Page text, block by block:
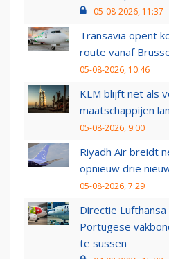
05-08-2026, 11:37
Transavia opent
route vanaf
05-08-2026, 10:46
KLM blijft net als
maatschappijen
05-08-2026, 9:00
Riyadh Air breidt
opnieuw drie
05-08-2026, 7:29
Directie
Portugese
te sussen